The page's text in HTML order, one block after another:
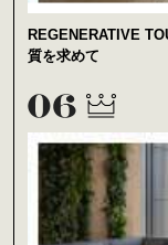
REGENERATIVE
質を求めて